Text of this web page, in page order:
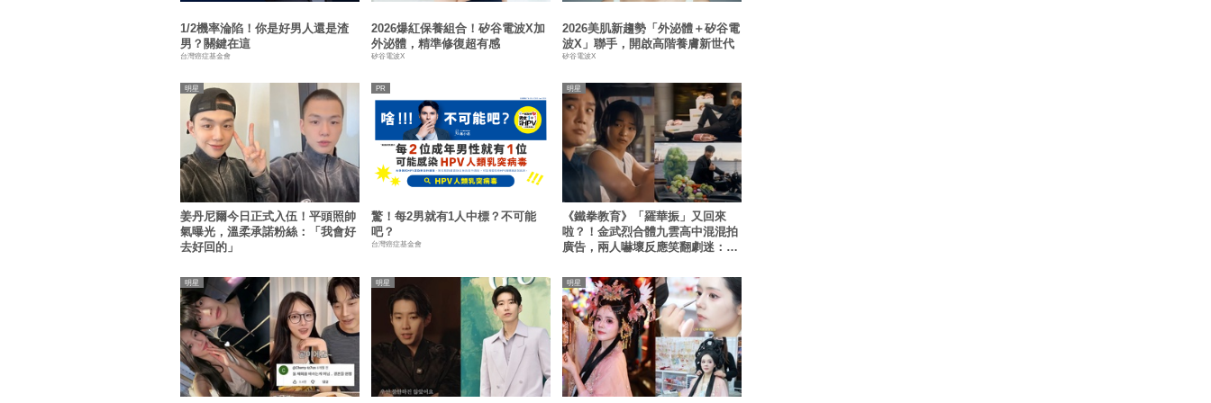
1/2機率淪陷！你是好男人還是渣
男？關鍵在這
台灣癌症基金會
2026爆紅保養組合！矽谷電波X加
外泌體，精準修復超有感
矽谷電波X
2026美肌新趨勢「外泌體＋矽谷電
波X」聯手，開啟高階養膚新世代
矽谷電波X
姜丹尼爾今日正式入伍！平頭照帥
氣曝光，溫柔承諾粉絲：「我會好
去好回的」
明星
驚！每2男就有1人中標？不可能
吧？
台灣癌症基金會
《鐵拳教育》「羅華振」又回來
啦？！金武烈合體九雲高中混混拍
廣告，兩人嚇壞反應笑翻劇迷：根
明星
明星 明星 明星